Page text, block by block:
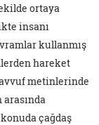
ortaya
insanı
kullanmış
hareket
metinlerinde
çağdaş